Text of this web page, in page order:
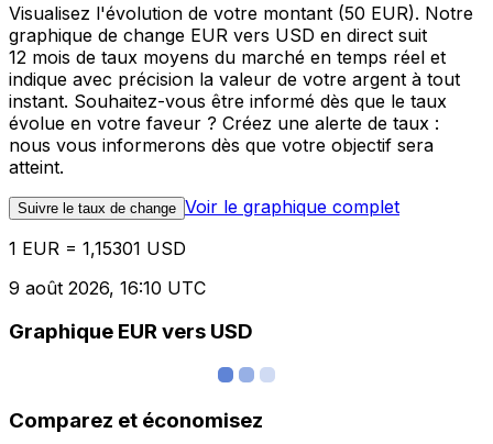
Visualisez l'évolution de votre montant (50 EUR). Notre
graphique de change EUR vers USD en direct suit
12 mois de taux moyens du marché en temps réel et
indique avec précision la valeur de votre argent à tout
instant. Souhaitez-vous être informé dès que le taux
évolue en votre faveur ? Créez une alerte de taux :
nous vous informerons dès que votre objectif sera
atteint.
Suivre le taux de change Voir le graphique complet
1 EUR = 1,15301 USD
9 août 2026, 16:10 UTC
Graphique EUR vers USD
Comparez et économisez